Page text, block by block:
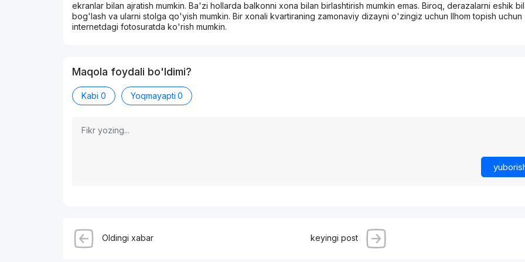
ekranlar bilan ajratish mumkin. Ba'zi hollarda balkonni xona bilan birlashtirish mumkin emas. Biroq, derazalarni eshik
bog'lash va ularni stolga qo'yish mumkin. Bir xonali kvartiraning zamonaviy dizayni o'zingiz uchun Ilhom topish uchun
internetdagi fotosuratda ko'rish mumkin.
Maqola foydali bo'ldimi?
Kabi 0 Yoqmayapti 0
Oldingi xabar keyingi post